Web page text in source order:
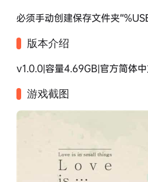
必须手动创建保存文件夹
版本介绍
v1.0.0|容量4.69GB|官方简体
游戏截图